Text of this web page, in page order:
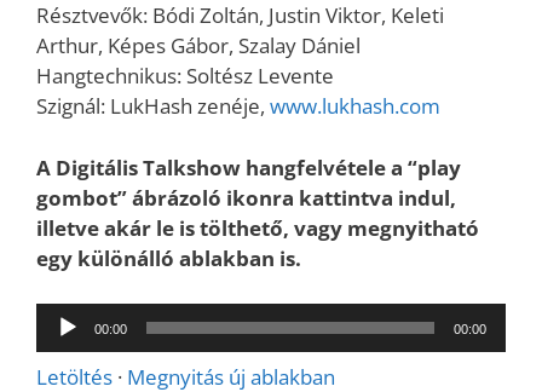
Résztvevők: Bódi Zoltán, Justin Viktor, Keleti
Arthur, Képes Gábor, Szalay Dániel
Hangtechnikus: Soltész Levente
Szignál: LukHash zenéje, www.lukhash.com
A Digitális Talkshow hangfelvétele a “play
gombot” ábrázoló ikonra kattintva indul,
illetve akár le is tölthető, vagy megnyitható
egy különálló ablakban is.
Audió
lejátszó
00:00 00:00
Letöltés · Megnyitás új ablakban